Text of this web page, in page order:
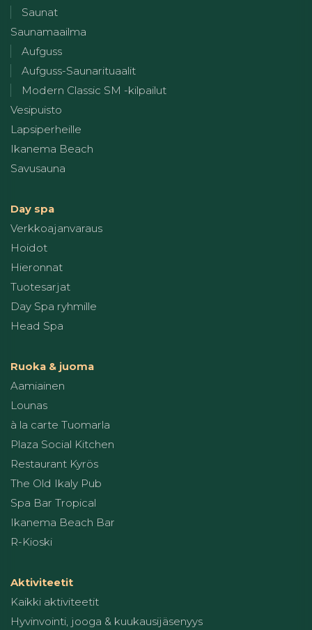
Saunat
Saunamaailma
Aufguss
Aufguss-Saunarituaalit
Modern Classic SM -kilpailut
Vesipuisto
Lapsiperheille
Ikanema Beach
Savusauna
Day spa
Verkkoajanvaraus
Hoidot
Hieronnat
Tuotesarjat
Day Spa ryhmille
Head Spa
Ruoka & juoma
Aamiainen
Lounas
à la carte Tuomarla
Plaza Social Kitchen
Restaurant Kyrös
The Old Ikaly Pub
Spa Bar Tropical
Ikanema Beach Bar
R-Kioski
Aktiviteetit
Kaikki aktiviteetit
Hyvinvointi, jooga & kuukausijäsenyys